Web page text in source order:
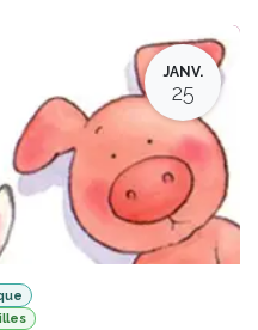
JANV.
25